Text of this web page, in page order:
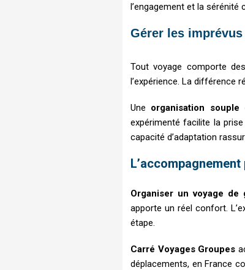
l’engagement et la sérénité
Gérer les
Tout voyage comporte
l’expérience. La différence
Une organisation
expérimenté facilite la
capacité d’adaptation
Organiser un voyage de
apporte un réel confort.
étape.
Carré Voyages Groupes
déplacements, en France